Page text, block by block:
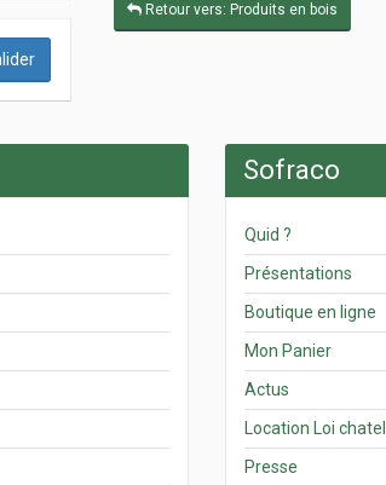
Retour vers: Produits en bois
Sofraco
Quid ?
Présentations
Boutique en ligne
Mon Panier
Actus
Location Loi chatel
Presse